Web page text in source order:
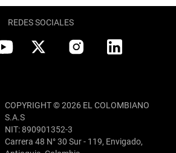
REDES SOCIALES
COPYRIGHT © 2026 EL COLOMBIANO
S.A.S
NIT: 890901352-3
Carrera 48 N° 30 Sur - 119, Envigado,